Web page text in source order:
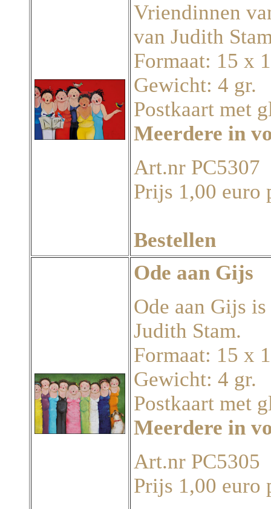
Vriendinnen
van Judith
Formaat: 15 x
Gewicht: 4 gr.
Postkaart met
Meerdere in
Art.nr PC5307
Prijs 1,00 euro
Bestellen
Ode aan Gijs
Ode aan Gijs
Judith Stam.
Formaat: 15 x
Gewicht: 4 gr.
Postkaart met
Meerdere in
Art.nr PC5305
Prijs 1,00 euro